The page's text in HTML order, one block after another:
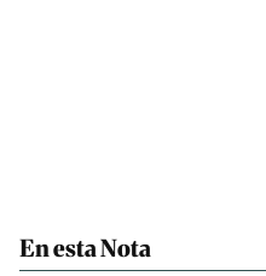
En esta Nota